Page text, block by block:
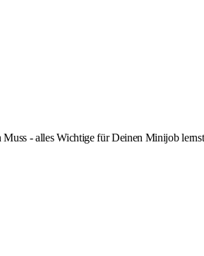
- alles Wichtige für Deinen Minijob